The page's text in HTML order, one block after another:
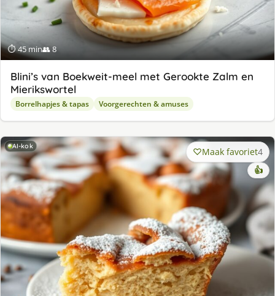
⏱ 45 min👥 8
Blini’s van Boekweit-meel met Gerookte Zalm en
Mierikswortel
Borrelhapjes & tapas Voorgerechten & amuses
AI-kok Maak favoriet4
👍